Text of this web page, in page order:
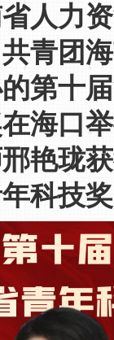
人力
青团
第十
海口
艳珑
科技奖